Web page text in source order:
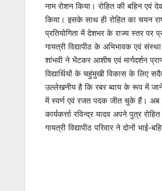
नाम रोशन किया। रोहित की बहिन एवं
किया। इसके साथ ही रोहित का चयन
प्रतियोगिता में देशभर के राज्य स्तर पर
गायत्री विद्यापीठ के अभिभावक एवं
शांभवी ने भेंटकर आशीष एवं मार्गदर्शन
विद्यार्थियों के चहुंमुखी विकास के लिए
उल्लेखनीय है कि रबर ब्वाय के रूप में जाने
में स्वर्ण एवं रजत पदक जीत चुके हैं। अब
कार्यकर्त्ता रविन्द्र यादव अपने पुत्र
गायत्री विद्यापीठ परिवार ने दोनों भाई-